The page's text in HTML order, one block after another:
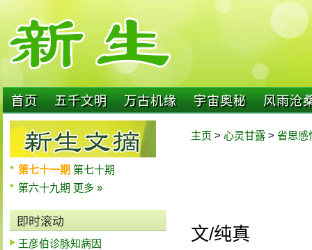
首页 五千文明 万古机缘 宇宙奥秘 风雨沧
第七十一期 第七十期
第六十九期 更多 »
即时滚动
王彦伯诊脉知病因
主页 > 心灵甘露 > 省思感
文/纯真